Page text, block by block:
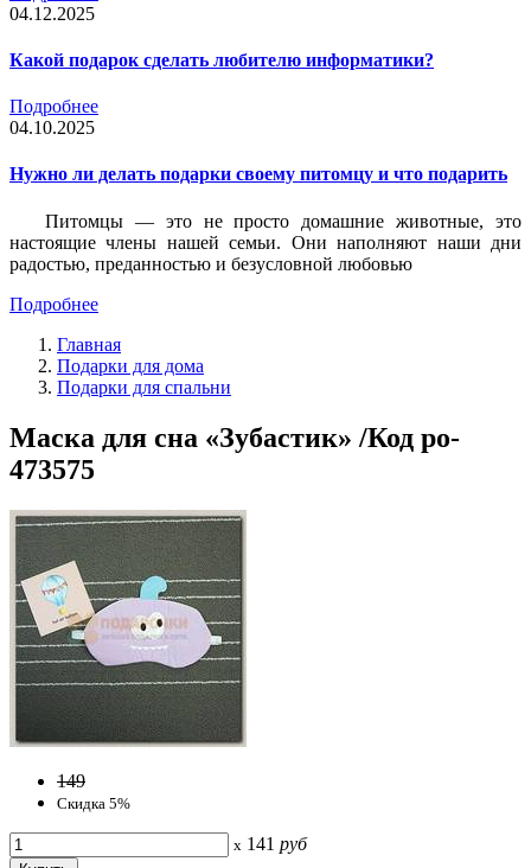
04.12.2025
Какой подарок сделать любителю информатики?
Подробнее
04.10.2025
Нужно ли делать подарки своему питомцу и что подарить
Питомцы — это не просто домашние животные, это
настоящие члены нашей семьи. Они наполняют наши дни
радостью, преданностью и безусловной любовью
Подробнее
Главная
Подарки для дома
Подарки для спальни
Маска для сна «Зубастик» /Код po-
473575
149
Скидка 5%
x 141 руб